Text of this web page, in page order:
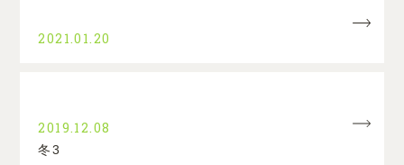
2021.01.20
2019.12.08
冬3